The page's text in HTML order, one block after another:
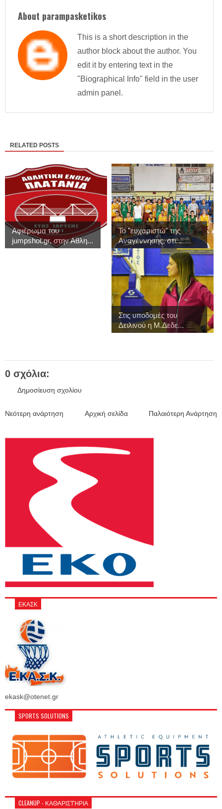
About parampasketikos
This is a short description in the
author block about the author. You
edit it by entering text in the
"Biographical Info" field in the user
admin panel.
RELATED POSTS
Αφιέρωμα του
jumpshot.gr, στην Αθλη...
Το "ευχαριστώ" της
Αναγέννησης, στι...
Στις υποδομές του
Δειλινού η Μ.Δεδε...
0 σχόλια:
Δημοσίευση σχολίου
Νεότερη ανάρτηση Παλαιότερη Ανάρτηση
Αρχική σελίδα
ΕΚΑΣΚ
ekask@otenet.gr
SPORTS SOLUTIONS
CLEANUP - ΚΑΘΑΡΙΣΤΉΡΙΑ